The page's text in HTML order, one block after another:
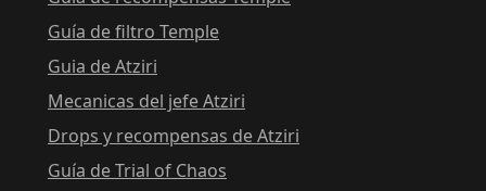
Guía de filtro Temple
Guia de Atziri
Mecanicas del jefe Atziri
Drops y recompensas de Atziri
Guía de Trial of Chaos